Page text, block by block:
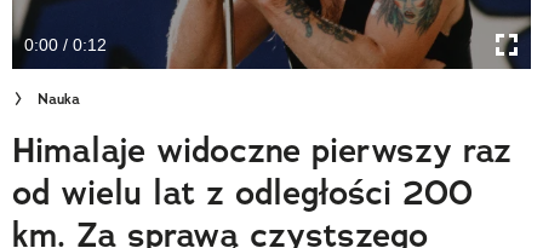
Cuda Polski
Wielki Konkurs Fotograficzny
Trendbook Podróżniczy
Polecane
0:00 / 0:12
Nauka
Himalaje widoczne pierwszy raz
od wielu lat z odległości 200
km. Za sprawą czystszego